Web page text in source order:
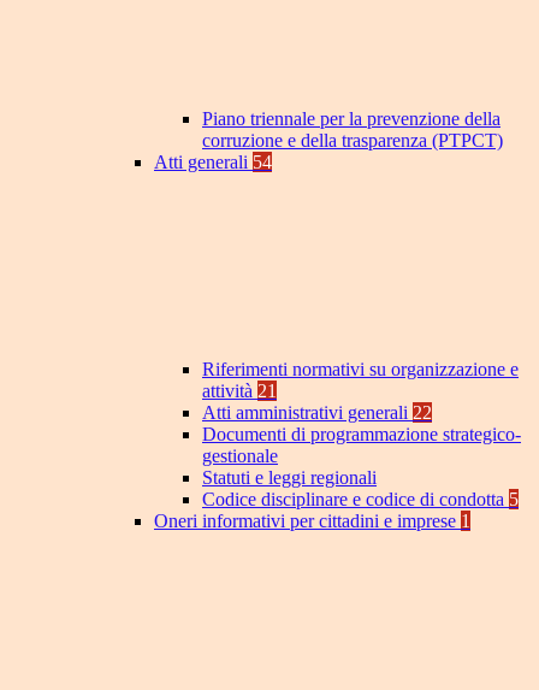
Piano triennale per la prevenzione della
corruzione e della trasparenza (PTPCT)
Atti generali 54
Riferimenti normativi su organizzazione e
attività 21
Atti amministrativi generali 22
Documenti di programmazione strategico-
gestionale
Statuti e leggi regionali
Codice disciplinare e codice di condotta 5
Oneri informativi per cittadini e imprese 1